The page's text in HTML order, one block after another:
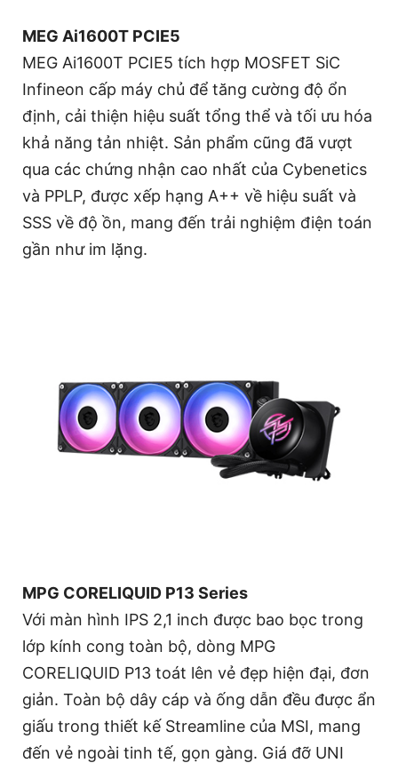
MEG Ai1600T PCIE5
MEG Ai1600T PCIE5 tích hợp MOSFET SiC
Infineon cấp máy chủ để tăng cường độ ổn
định, cải thiện hiệu suất tổng thể và tối ưu hóa
khả năng tản nhiệt. Sản phẩm cũng đã vượt
qua các chứng nhận cao nhất của Cybenetics
và PPLP, được xếp hạng A++ về hiệu suất và
SSS về độ ồn, mang đến trải nghiệm điện toán
gần như im lặng.
MPG CORELIQUID P13 Series
Với màn hình IPS 2,1 inch được bao bọc trong
lớp kính cong toàn bộ, dòng MPG
CORELIQUID P13 toát lên vẻ đẹp hiện đại, đơn
giản. Toàn bộ dây cáp và ống dẫn đều được ẩn
giấu trong thiết kế Streamline của MSI, mang
đến vẻ ngoài tinh tế, gọn gàng. Giá đỡ UNI